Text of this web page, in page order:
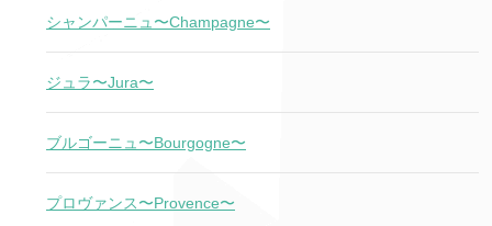
シャンパーニュ〜Champagne〜
ジュラ〜Jura〜
ブルゴーニュ〜Bourgogne〜
プロヴァンス〜Provence〜